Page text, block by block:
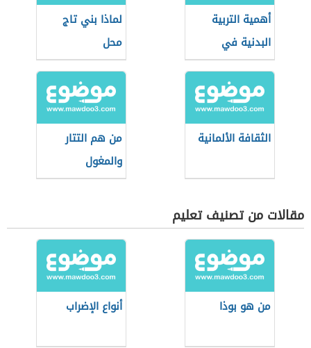
أهمية التربية
البدنية في
الوسط المدرسي
لماذا بني تاج
محل
الثقافة الألمانية
من هم التتار
والمغول
مقالات من تصنيف تعليم
من هو بوذا أنواع الإضراب